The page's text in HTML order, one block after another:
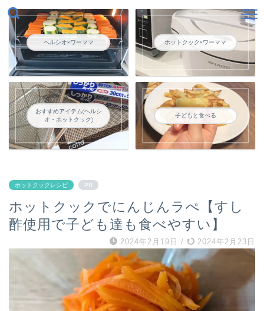
ヘルシオ×ワーママ ホットクック×ワーママ
おすすめアイテム(ヘルシ
オ・ホットクック)
子どもと食べる
ホットクックレシピ PR
ホットクックでにんじんラぺ【すし
酢使用で子ども達も食べやすい】
2024年2月19日 / 2024年2月23日